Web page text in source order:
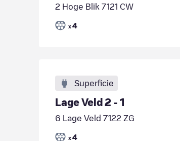
2 Hoge Blik 7121 CW
x 4
Superficie
Lage Veld 2 - 1
6 Lage Veld 7122 ZG
x 4